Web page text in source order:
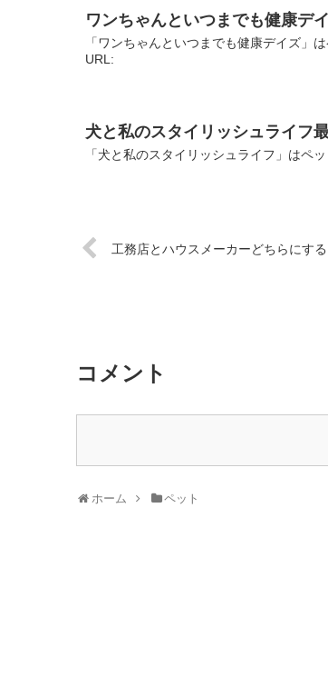
ワンちゃんといつまでも健康デ
「ワンちゃんといつまでも健康デイズ」
URL:
犬と私のスタイリッシュライフ
「犬と私のスタイリッシュライフ」はペ
工務店とハウスメーカーどちらにする
コメント
ホーム ペット